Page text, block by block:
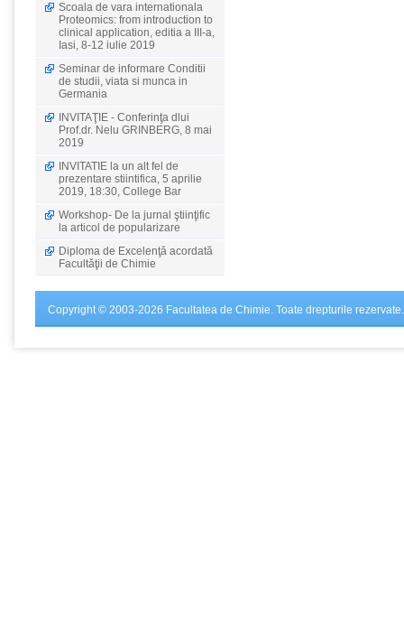
Scoala de vara internationala
Proteomics: from introduction to
clinical application, editia a III-a,
Iasi, 8-12 iulie 2019
Seminar de informare Conditii
de studii, viata si munca in
Germania
INVITAŢIE - Conferinţa dlui
Prof.dr. Nelu GRINBERG, 8 mai
2019
INVITATIE la un alt fel de
prezentare stiintifica, 5 aprilie
2019, 18:30, College Bar
Workshop- De la jurnal ştiinţific
la articol de popularizare
Diploma de Excelenţă acordată
Facultăţii de Chimie
Copyright © 2003-2026 Facultatea de Chimie. Toate drepturile